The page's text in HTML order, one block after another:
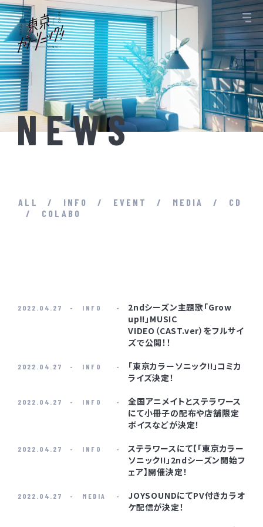
NEWS
ALL INFO EVENT MEDIA
CD
COLABO
2022.04.27 INFO
2ndシーズン主題歌「Grow
up!!」MUSIC
VIDEO（CAST.ver）をフルサイ
ズで公開！！
2022.04.27 INFO
「東京カラーソニック!!」コミカ
ライズ決定！
2022.04.27 INFO
全国アニメイトとステラワース
にて小冊子の配布や店舗限定
ボイスなどが決定！
2022.04.27 INFO
ステラワースにて【「東京カラー
ソニック!!」2ndシーズン開始フ
ェア】開催決定！
2022.04.27 MEDIA
JOYSOUNDにてPV付きカラオ
ケ配信が決定！